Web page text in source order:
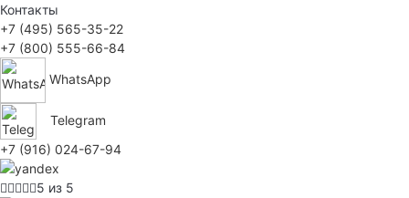
Контакты
+7 (495) 565-35-22
+7 (800) 555-66-84
WhatsApp
Telegram
+7 (916) 024-67-94
5 из 5